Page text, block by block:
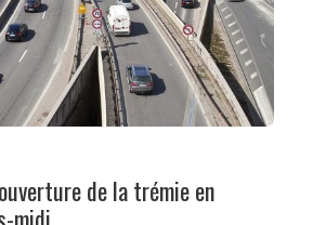
de la trémie en